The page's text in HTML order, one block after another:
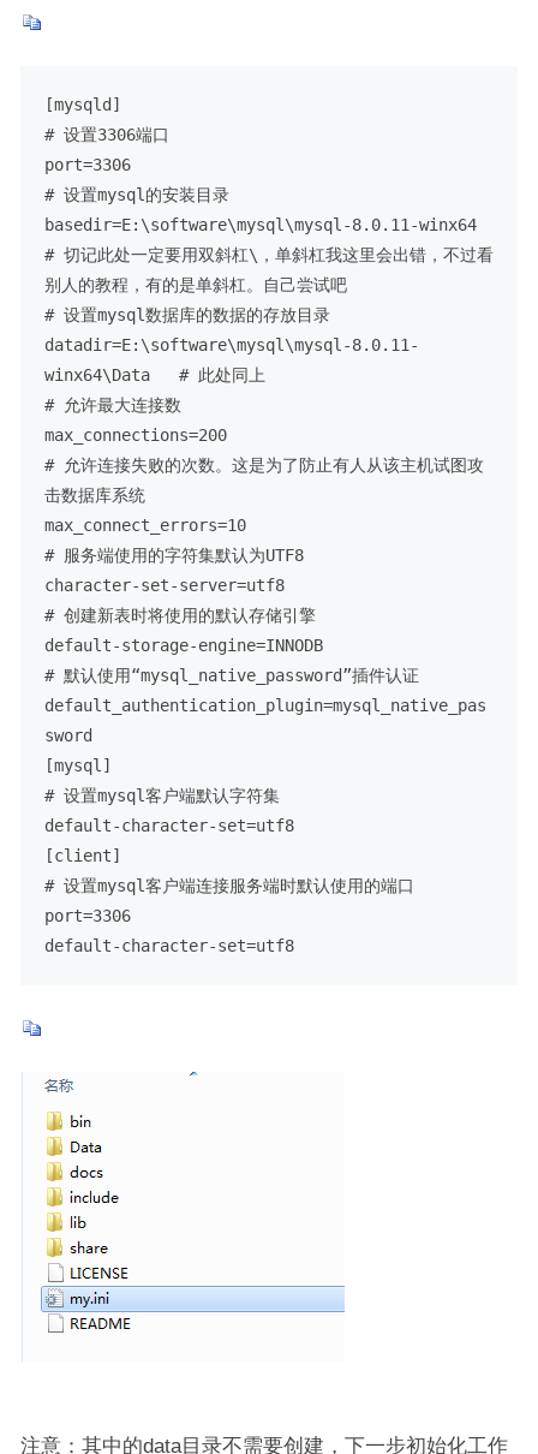
[mysqld]
# 设置3306端口
port=3306
# 设置mysql的安装目录
basedir=E:\software\mysql\mysql-8.0.11-winx64
# 切记此处一定要用双斜杠\，单斜杠我这里会出错，不过看
别人的教程，有的是单斜杠。自己尝试吧
# 设置mysql数据库的数据的存放目录
datadir=E:\software\mysql\mysql-8.0.11-
winx64\Data   # 此处同上
# 允许最大连接数
max_connections=200
# 允许连接失败的次数。这是为了防止有人从该主机试图攻
击数据库系统
max_connect_errors=10
# 服务端使用的字符集默认为UTF8
character-set-server=utf8
# 创建新表时将使用的默认存储引擎
default-storage-engine=INNODB
# 默认使用“mysql_native_password”插件认证
default_authentication_plugin=mysql_native_pas
sword
[mysql]
# 设置mysql客户端默认字符集
default-character-set=utf8
[client]
# 设置mysql客户端连接服务端时默认使用的端口
port=3306
default-character-set=utf8
注意：其中的data目录不需要创建，下一步初始化工作